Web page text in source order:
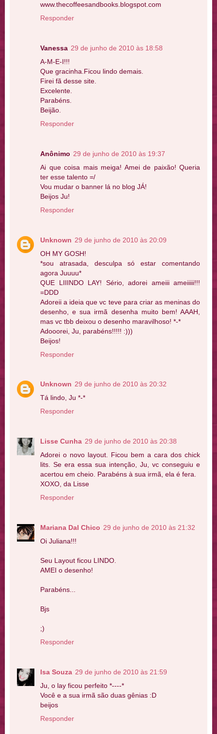
www.thecoffeesandbooks.blogspot.com
Responder
Vanessa 29 de junho de 2010 às 18:58
A-M-E-I!!!
Que gracinha.Ficou lindo demais.
Firei fã desse site.
Excelente.
Parabéns.
Beijão.
Responder
Anônimo 29 de junho de 2010 às 19:37
Ai que coisa mais meiga! Amei de paixão! Queria
ter esse talento =/
Vou mudar o banner lá no blog JÁ!
Beijos Ju!
Responder
Unknown 29 de junho de 2010 às 20:09
OH MY GOSH!
*sou atrasada, desculpa só estar comentando
agora Juuuu*
QUE LIIINDO LAY! Sério, adorei ameiii ameiiiii!!!
=DDD
Adoreii a ideia que vc teve para criar as meninas do
desenho, e sua irmã desenha muito bem! AAAH,
mas vc tbb deixou o desenho maravilhoso! *-*
Adooorei, Ju, parabéns!!!!! :)))
Beijos!
Responder
Unknown 29 de junho de 2010 às 20:32
Tá lindo, Ju *-*
Responder
Lisse Cunha 29 de junho de 2010 às 20:38
Adorei o novo layout. Ficou bem a cara dos chick
lits. Se era essa sua intenção, Ju, vc conseguiu e
acertou em cheio. Parabéns à sua irmã, ela é fera.
XOXO, da Lisse
Responder
Mariana Dal Chico 29 de junho de 2010 às 21:32
Oi Juliana!!!
Seu Layout ficou LINDO.
AMEI o desenho!
Parabéns...
Bjs
;)
Responder
Isa Souza 29 de junho de 2010 às 21:59
Ju, o lay ficou perfeito *----*
Você e a sua irmã são duas gênias :D
beijos
Responder